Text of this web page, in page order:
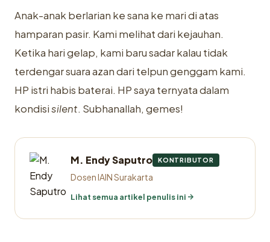
Anak-anak berlarian ke sana ke mari di atas
hamparan pasir. Kami melihat dari kejauhan.
Ketika hari gelap, kami baru sadar kalau tidak
terdengar suara azan dari telpun genggam kami.
HP istri habis baterai. HP saya ternyata dalam
kondisisilent. Subhanallah, gemes!
M. Endy Saputro KONTRIBUTOR
Dosen IAIN Surakarta
Lihat semua artikel penulis ini